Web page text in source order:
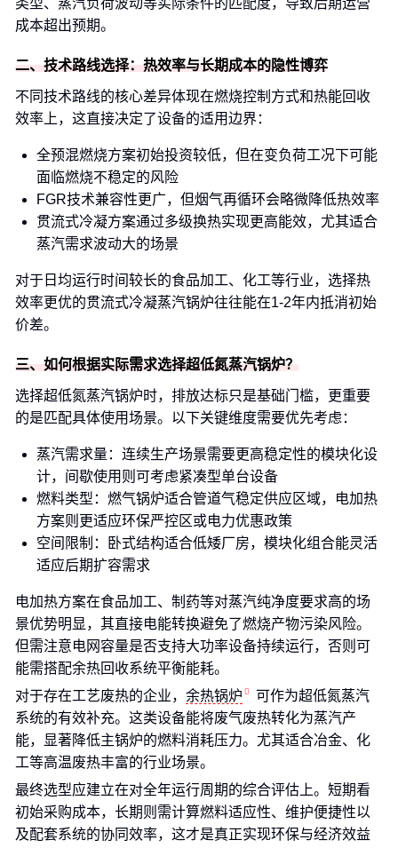
类型、蒸汽负荷波动等实际条件的匹配度，导致后期运营
成本超出预期。
二、技术路线选择：热效率与长期成本的隐性博弈
不同技术路线的核心差异体现在燃烧控制方式和热能回收
效率上，这直接决定了设备的适用边界：
全预混燃烧方案初始投资较低，但在变负荷工况下可能
面临燃烧不稳定的风险
FGR技术兼容性更广，但烟气再循环会略微降低热效率
贯流式冷凝方案通过多级换热实现更高能效，尤其适合
蒸汽需求波动大的场景
对于日均运行时间较长的食品加工、化工等行业，选择热
效率更优的贯流式冷凝蒸汽锅炉往往能在1-2年内抵消初始
价差。
三、如何根据实际需求选择超低氮蒸汽锅炉？
选择超低氮蒸汽锅炉时，排放达标只是基础门槛，更重要
的是匹配具体使用场景。以下关键维度需要优先考虑：
蒸汽需求量：连续生产场景需要更高稳定性的模块化设
计，间歇使用则可考虑紧凑型单台设备
燃料类型：燃气锅炉适合管道气稳定供应区域，电加热
方案则更适应环保严控区或电力优惠政策
空间限制：卧式结构适合低矮厂房，模块化组合能灵活
适应后期扩容需求
电加热方案在食品加工、制药等对蒸汽纯净度要求高的场
景优势明显，其直接电能转换避免了燃烧产物污染风险。
但需注意电网容量是否支持大功率设备持续运行，否则可
能需搭配余热回收系统平衡能耗。
对于存在工艺废热的企业， 余热锅炉
可作为超低氮蒸汽
系统的有效补充。这类设备能将废气废热转化为蒸汽产
能，显著降低主锅炉的燃料消耗压力。尤其适合冶金、化
工等高温废热丰富的行业场景。
最终选型应建立在对全年运行周期的综合评估上。短期看
初始采购成本，长期则需计算燃料适应性、维护便捷性以
及配套系统的协同效率，这才是真正实现环保与经济效益